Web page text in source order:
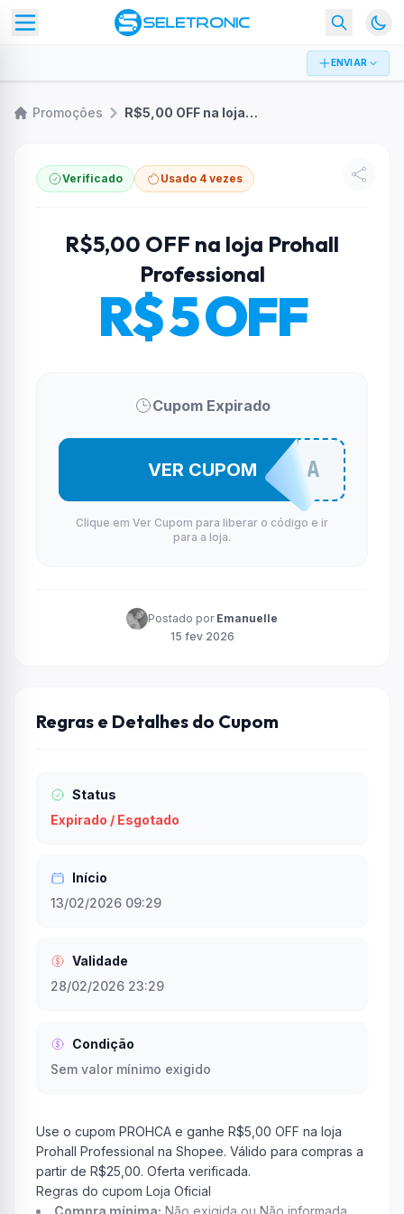
ENVIAR
Promoções R$5,00 OFF na loja Prohall Professional
Verificado Usado 4 vezes
R$5,00 OFF na loja Prohall
Professional
R$ 5 OFF
Cupom Expirado
PROHCA
VER CUPOM
Clique em Ver Cupom para liberar o código e ir
para a loja.
Postado por Emanuelle
15 fev 2026
Regras e Detalhes do Cupom
Status
Expirado / Esgotado
Início
13/02/2026 09:29
Validade
28/02/2026 23:29
Condição
Sem valor mínimo exigido
Use o cupom PROHCA e ganhe R$5,00 OFF na loja
Prohall Professional na Shopee. Válido para compras a
partir de R$25,00. Oferta verificada.
Regras do cupom Loja Oficial
Compra mínima: Não exigida ou Não informada